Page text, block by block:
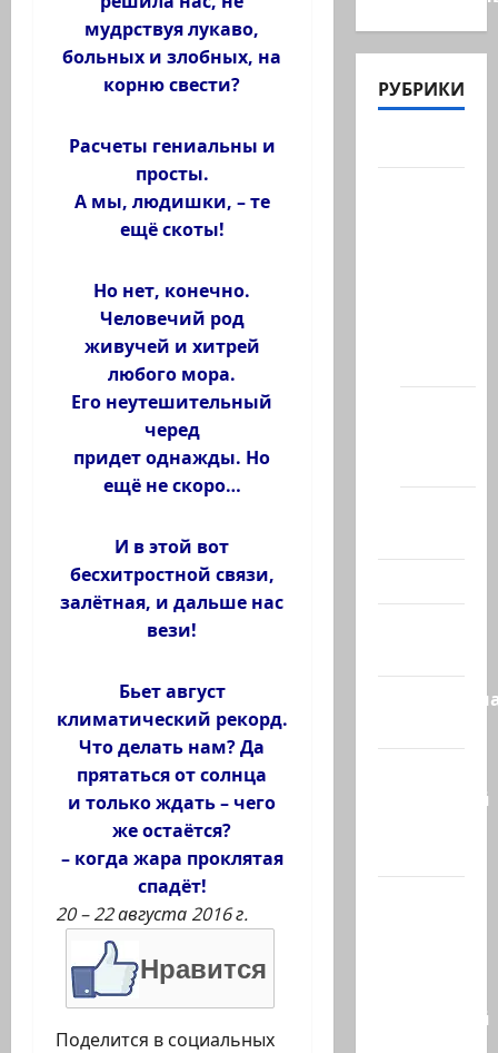
мудрствуя лукаво,
больных и злобных, на
корню свести?
Расчеты гениальны и
просты.
А мы, людишки, – те
ещё скоты!
Но нет, конечно.
Человечий род
живучей и хитрей
любого мора.
Его неутешительный
черед
придет однажды. Но
ещё не скоро…
И в этой вот
бесхитростной связи,
залётная, и дальше нас
вези!
Бьет август
климатический рекорд.
Что делать нам? Да
прятаться от солнца
и только ждать – чего
же остаётся?
– когда жара проклятая
спадёт!
20 – 22 августа 2016 г.
Нравится
Поделится в социальных
РУБРИКИ
Котлярский
Ближний